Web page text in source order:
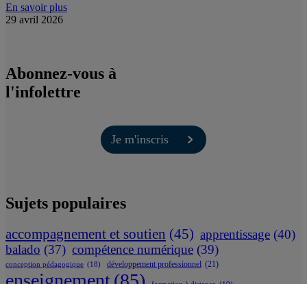
En savoir plus
29 avril 2026
Abonnez-vous à
l'infolettre
Je m'inscris
Sujets populaires
accompagnement et soutien (45) apprentissage (40)
balado (37) compétence numérique (39)
conception pédagogique (18) développement professionnel (21)